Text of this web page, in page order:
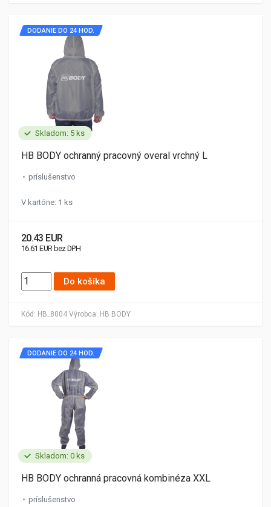
Skladom: 5 ks
Kód: HB_8004 Výrobca: HB BODY
DODANIE DO 24 HOD.
HB BODY ochranný pracovný overal vrchný L
príslušenstvo
V kartóne: 1 ks
20.43 EUR
16.61 EUR bez DPH
Do košíka
Skladom: 0 ks
DODANIE DO 24 HOD.
HB BODY ochranná pracovná kombinéza XXL
príslušenstvo